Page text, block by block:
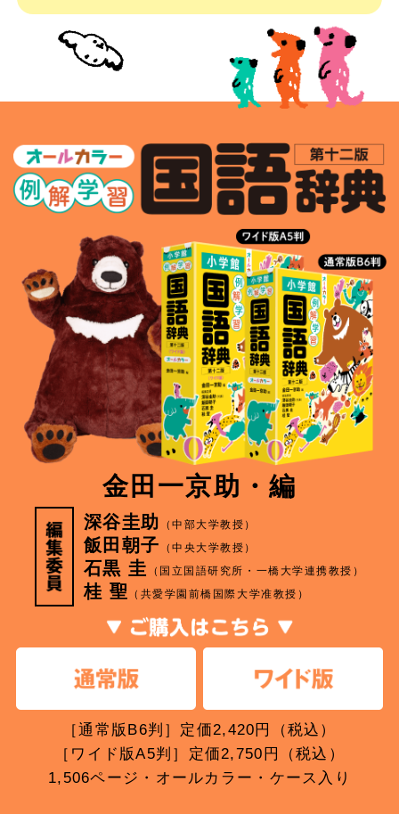
金田一京助・編
深谷圭助 （中部大学教授）
飯田朝子 （中央大学教授）
石黒 圭 （国立国語研究所・一橋大学連携教授）
桂 聖 （共愛学園前橋国際大学准教授）
［通常版B6判］定価2,420円（税込）
［ワイド版A5判］定価2,750円（税込）
1,506ページ・オールカラー・ケース入り